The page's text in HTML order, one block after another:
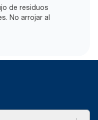
de residuos
No arrojar al